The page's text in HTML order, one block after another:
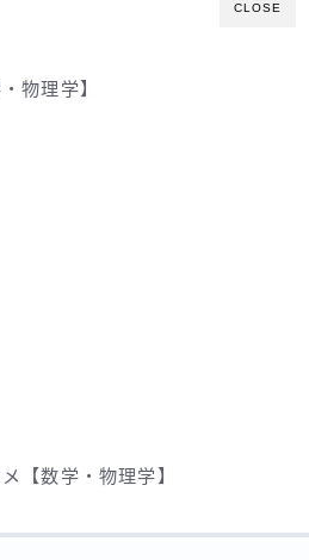
CLOSE
物理学】
【数学・物理学】